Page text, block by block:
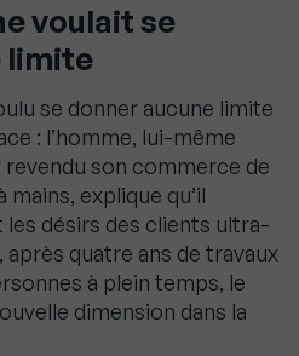
voulait se
limite
se donner aucune limite
: l’homme, lui-même
son commerce de
explique qu’il
désirs des clients ultra-
après quatre ans de travaux
à plein temps, le
dimension dans la